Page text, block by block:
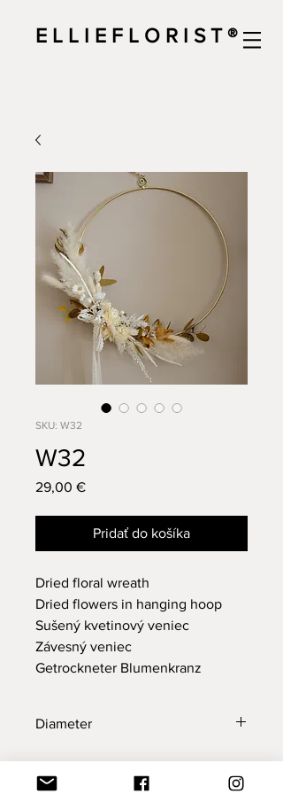
E L L I E F L O R I S T ®
SKU: W32
W32
29,00 €Price
Pridať do košíka
Dried floral wreath
Dried flowers in hanging hoop
Sušený kvetinový veniec
Závesný veniec
Getrockneter Blumenkranz
Diameter